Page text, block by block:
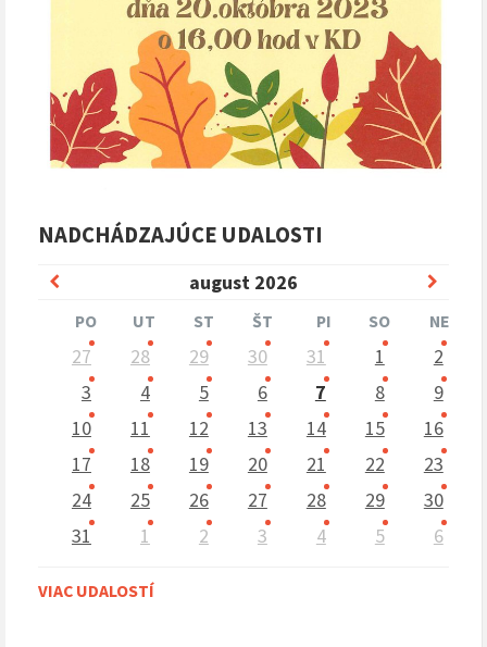
NADCHÁDZAJÚCE UDALOSTI
august 2026
Predchádzajúci
mesiac
PO UT ST ŠT PI SO NE
Preskočit
kalendárne
27 28 29 30 31 1
2
3
4 5 6 7 8
9
10
11 12 13 14 15
16
17
18 19 20 21 22
23
24
25 26 27 28 29
30
31
1 2 3 4 5
6
na
VIAC UDALOSTÍ